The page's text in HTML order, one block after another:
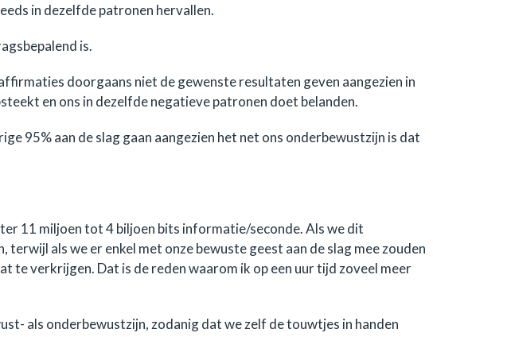
in dezelfde patronen hervallen.
is.
doorgaans niet de gewenste resultaten geven aangezien in
en ons in dezelfde negatieve patronen doet belanden.
95% aan de slag gaan aangezien het net ons onderbewustzijn is dat
11 miljoen tot 4 biljoen bits informatie/seconde. Als we dit
als we er enkel met onze bewuste geest aan de slag mee zouden
te verkrijgen. Dat is de reden waarom ik op een uur tijd zoveel meer
als onderbewustzijn, zodanig dat we zelf de touwtjes in handen